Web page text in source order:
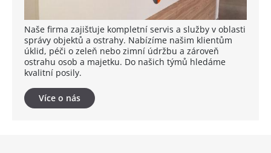
Naše firma zajišťuje kompletní servis a služby v oblasti
správy objektů a ostrahy. Nabízíme našim klientům
úklid, péči o zeleň nebo zimní údržbu a zároveň
ostrahu osob a majetku. Do našich týmů hledáme
kvalitní posily.
Více o nás